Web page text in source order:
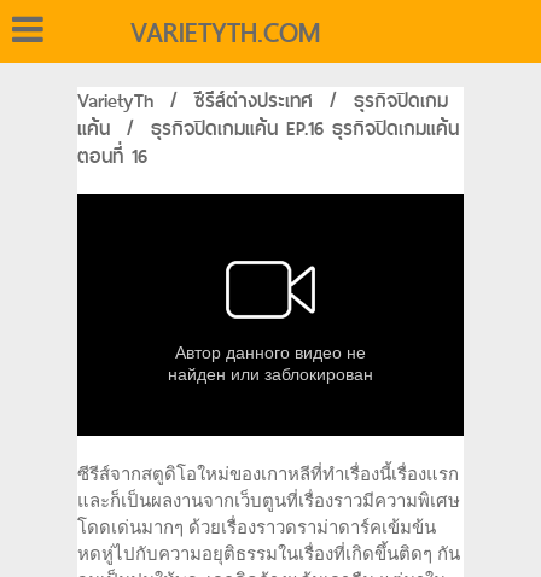
VARIETYTH.COM
VarietyTh / ซีรีส์ต่างประเทศ / ธุรกิจปิดเกม
แค้น / ธุรกิจปิดเกมแค้น EP.16 ธุรกิจปิดเกมแค้น
ตอนที่ 16
ซีรีส์จากสตูดิโอใหม่ของเกาหลีที่ทำเรื่องนี้เรื่องแรก
และก็เป็นผลงานจากเว็บตูนที่เรื่องราวมีความพิเศษ
โดดเด่นมากๆ ด้วยเรื่องราวดราม่าดาร์คเข้มข้น
หดหู่ไปกับความอยุติธรรมในเรื่องที่เกิดขึ้นติดๆ กัน